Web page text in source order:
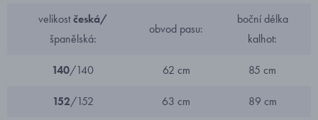
velikostčeská/
španělská:
obvod pasu:
boční délka
kalhot:
140/140 62 cm 85 cm
152/152 63 cm 89 cm